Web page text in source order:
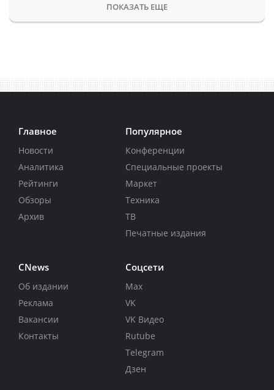
ПОКАЗАТЬ ЕЩЕ
Главное
Новости
Аналитика
Рейтинги
Обзоры
Архив
Популярное
Конференции
Специальные проекты
Маркет
Техника
ТВ
Печатные издания
CNews
Об издании
Реклама
Вакансии
Контакты
Соцсети
Max
VK
VK Видео
Rutube
Telegram
Дзен